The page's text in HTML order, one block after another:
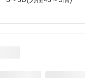
13.000G